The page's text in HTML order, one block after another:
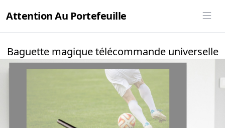
Attention Au Portefeuille
Baguette magique télécommande universelle